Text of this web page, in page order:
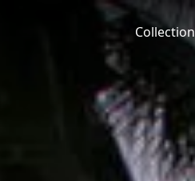
Collection